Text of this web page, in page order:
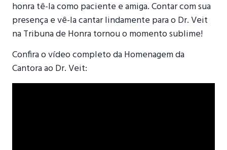
honra tê-la como paciente e amiga. Contar com sua
presença e vê-la cantar lindamente para o Dr. Veit
na Tribuna de Honra tornou o momento sublime!
Confira o vídeo completo da Homenagem da
Cantora ao Dr. Veit: